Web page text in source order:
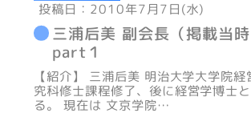
投稿日：2010年7月7日(水)
三浦后美 副会長（掲載当時
part１
【紹介】 三浦后美 明治大学大学院経
究科修士課程修了、後に経営学博士
る。 現在は 文京学院…